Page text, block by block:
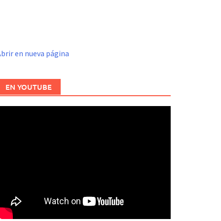
en nueva página
EN YOUTUBE